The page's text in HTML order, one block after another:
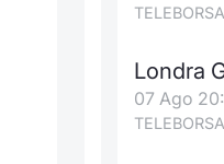
TELEBORSA
Londra
07 Ago
TELEBORSA